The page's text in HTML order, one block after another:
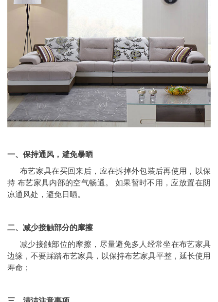
一、保持通风，避免暴晒
布艺家具在买回来后，应在拆掉外包装后再使用，以保
持 布艺家具内部的空气畅通。 如果暂时不用，应放置在阴
凉通风处，避免日晒。
二、减少接触部分的摩擦
减少接触部位的摩擦，尽量避免多人经常坐在布艺家具
边缘，不要踩踏布艺家具，以保持布艺家具平整，延长使用
寿命；